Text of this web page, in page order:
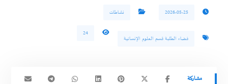
2026-05-25 نشاطات
فضاء الطلبة قسم العلوم الإنسانية
24